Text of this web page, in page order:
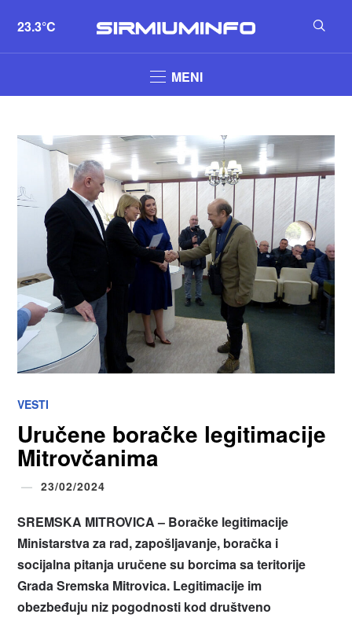
23.3°C
MENI
VESTI
Uručene boračke legitimacije
Mitrovčanima
23/02/2024
SREMSKA MITROVICA – Boračke legitimacije
Ministarstva za rad, zapošljavanje, boračka i
socijalna pitanja uručene su borcima sa teritorije
Grada Sremska Mitrovica. Legitimacije im
obezbeđuju niz pogodnosti kod društveno